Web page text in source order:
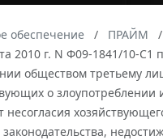
обеспечение ПРАЙМ
2010 г. N Ф09-1841/10-
обществом третьему
о